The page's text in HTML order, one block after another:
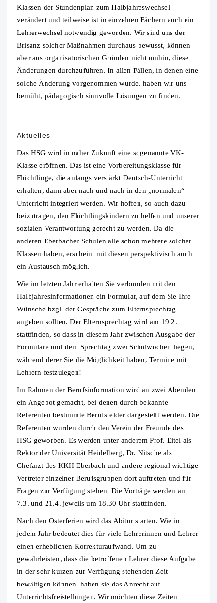
Klassen der Stundenplan zum Halbjahreswechsel
verändert und teilweise ist in einzelnen Fächern auch ein
Lehrerwechsel notwendig geworden. Wir sind uns der
Brisanz solcher Maßnahmen durchaus bewusst, können
aber aus organisatorischen Gründen nicht umhin, diese
Änderungen durchzuführen. In allen Fällen, in denen eine
solche Änderung vorgenommen wurde, haben wir uns
bemüht, pädagogisch sinnvolle Lösungen zu finden.
Aktuelles
Das HSG wird in naher Zukunft eine sogenannte VK-
Klasse eröffnen. Das ist eine Vorbereitungsklasse für
Flüchtlinge, die anfangs verstärkt Deutsch-Unterricht
erhalten, dann aber nach und nach in den „normalen“
Unterricht integriert werden. Wir hoffen, so auch dazu
beizutragen, den Flüchtlingskindern zu helfen und unserer
sozialen Verantwortung gerecht zu werden. Da die
anderen Eberbacher Schulen alle schon mehrere solcher
Klassen haben, erscheint mit diesen perspektivisch auch
ein Austausch möglich.
Wie im letzten Jahr erhalten Sie verbunden mit den
Halbjahresinformationen ein Formular, auf dem Sie Ihre
Wünsche bzgl. der Gespräche zum Elternsprechtag
angeben sollten. Der Elternsprechtag wird am 19.2.
stattfinden, so dass in diesem Jahr zwischen Ausgabe der
Formulare und dem Sprechtag zwei Schulwochen liegen,
während derer Sie die Möglichkeit haben, Termine mit
Lehrern festzulegen!
Im Rahmen der Berufsinformation wird an zwei Abenden
ein Angebot gemacht, bei denen durch bekannte
Referenten bestimmte Berufsfelder dargestellt werden. Die
Referenten wurden durch den Verein der Freunde des
HSG geworben. Es werden unter anderem Prof. Eitel als
Rektor der Universität Heidelberg, Dr. Nitsche als
Chefarzt des KKH Eberbach und andere regional wichtige
Vertreter einzelner Berufsgruppen dort auftreten und für
Fragen zur Verfügung stehen. Die Vorträge werden am
7.3. und 21.4. jeweils um 18.30 Uhr stattfinden.
Nach den Osterferien wird das Abitur starten. Wie in
jedem Jahr bedeutet dies für viele Lehrerinnen und Lehrer
einen erheblichen Korrekturaufwand. Um zu
gewährleisten, dass die betroffenen Lehrer diese Aufgabe
in der sehr kurzen zur Verfügung stehenden Zeit
bewältigen können, haben sie das Anrecht auf
Unterrichtsfreistellungen. Wir möchten diese Zeiten